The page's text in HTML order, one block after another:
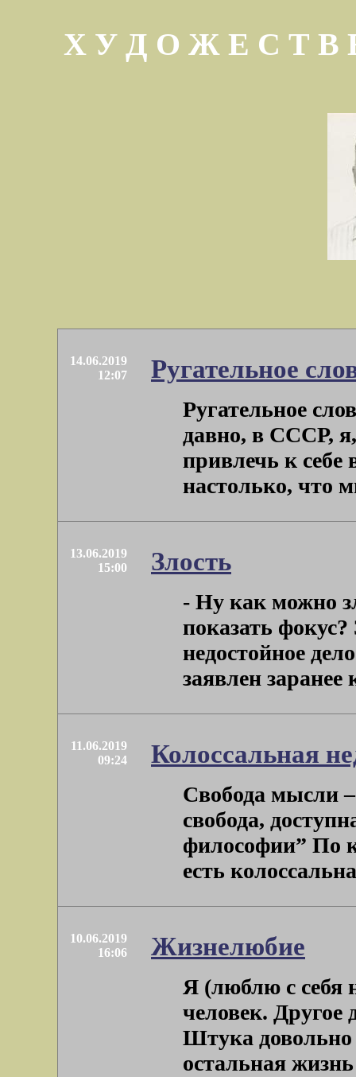
Х У Д О Ж Е С Т
14.06.2019
12:07
Ругательное
Ругательное
давно, в СССР,
привлечь к себе
настолько, что
13.06.2019
15:00
Злость
- Ну как можно
показать
недостойное
заявлен заранее
11.06.2019
09:24
Колоссальная
Свобода мысли
свобода,
философии” По
есть
10.06.2019
16:06
Жизнелюбие
Я (люблю с себя
человек.
Штука
остальная